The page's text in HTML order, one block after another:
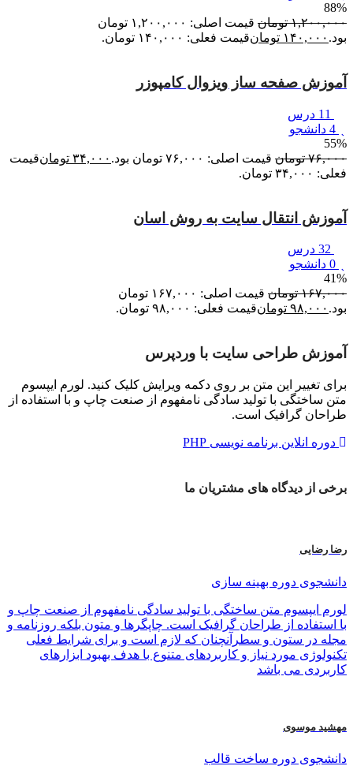
88%
۱,۲۰۰,۰۰۰ تومان
قیمت اصلی: ۱,۲۰۰,۰۰۰ تومان
بود. ۱۴۰,۰۰۰ تومانقیمت فعلی: ۱۴۰,۰۰۰ تومان.
آموزش صفحه ساز ویزوال کامپوزر
55%
۷۶,۰۰۰ تومان قیمت اصلی: ۷۶,۰۰۰ تومان بود. ۳۴,۰۰۰ تومانقیمت
فعلی: ۳۴,۰۰۰ تومان.
آموزش انتقال سایت به روش اسان
41%
۱۶۷,۰۰۰ تومان
قیمت اصلی: ۱۶۷,۰۰۰ تومان
بود. ۹۸,۰۰۰ تومانقیمت فعلی: ۹۸,۰۰۰ تومان.
آموزش طراحی سایت با وردپرس
برای تغییر این متن بر روی دکمه ویرایش کلیک کنید. لورم ایپسوم
متن ساختگی با تولید سادگی نامفهوم از صنعت چاپ و با استفاده از
طراحان گرافیک است.
دوره انلاین برنامه نویسی PHP
برخی از دیدگاه های مشتریان ما
رضا رضایی
دانشجوی دوره بهینه سازی
لورم ایپسوم متن ساختگی با تولید سادگی نامفهوم از صنعت چاپ و
با استفاده از طراحان گرافیک است. چاپگرها و متون بلکه روزنامه و
مجله در ستون و سطرآنچنان که لازم است و برای شرایط فعلی
تکنولوژی مورد نیاز و کاربردهای متنوع با هدف بهبود ابزارهای
کاربردی می باشد
مهشید موسوی
دانشجوی دوره ساخت قالب